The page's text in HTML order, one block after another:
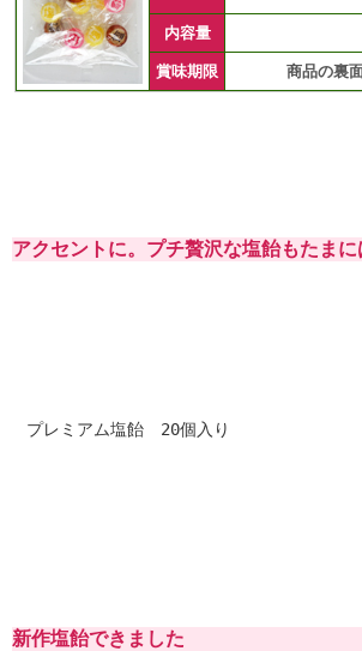
内容量
賞味期限 商品の裏
アクセントに。プチ贅沢な塩飴もたま
プレミアム塩飴 20個入り
新作塩飴できました